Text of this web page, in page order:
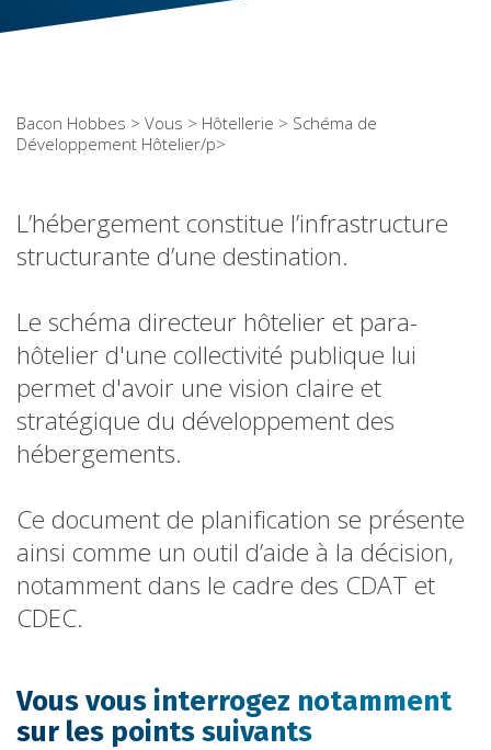
Bacon Hobbes > Vous > Hôtellerie > Schéma de
Développement Hôtelier/p>
L’hébergement constitue l’infrastructure
structurante d’une destination.
Le schéma directeur hôtelier et para-
hôtelier d'une collectivité publique lui
permet d'avoir une vision claire et
stratégique du développement des
hébergements.
Ce document de planification se présente
ainsi comme un outil d’aide à la décision,
notamment dans le cadre des CDAT et
CDEC.
Vous vous interrogez notamment
sur les points suivants